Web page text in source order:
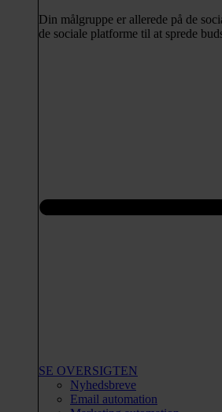
Din målgruppe er allerede på de
de sociale platforme til at sprede
SE OVERSIGTEN
Nyhedsbreve
Email automation